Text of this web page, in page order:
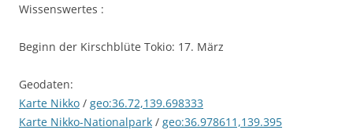
Wissenswertes :
Beginn der Kirschblüte Tokio: 17. März
Geodaten:
Karte Nikko / geo:36.72,139.698333
Karte Nikko-Nationalpark / geo:36.978611,139.395